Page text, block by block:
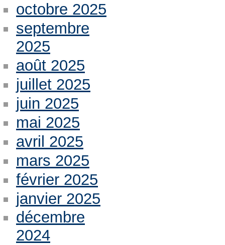
octobre 2025
septembre
2025
août 2025
juillet 2025
juin 2025
mai 2025
avril 2025
mars 2025
février 2025
janvier 2025
décembre
2024